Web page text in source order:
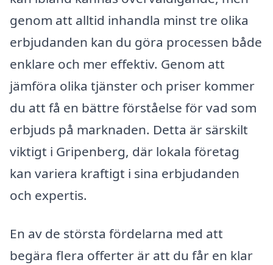
genom att alltid inhandla minst tre olika
erbjudanden kan du göra processen både
enklare och mer effektiv. Genom att
jämföra olika tjänster och priser kommer
du att få en bättre förståelse för vad som
erbjuds på marknaden. Detta är särskilt
viktigt i Gripenberg, där lokala företag
kan variera kraftigt i sina erbjudanden
och expertis.
En av de största fördelarna med att
begära flera offerter är att du får en klar